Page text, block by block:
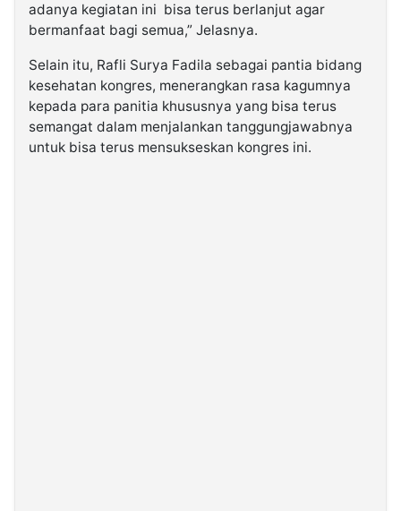
adanya kegiatan ini bisa terus berlanjut agar
bermanfaat bagi semua,” Jelasnya.
Selain itu, Rafli Surya Fadila sebagai pantia bidang
kesehatan kongres, menerangkan rasa kagumnya
kepada para panitia khususnya yang bisa terus
semangat dalam menjalankan tanggungjawabnya
untuk bisa terus mensukseskan kongres ini.